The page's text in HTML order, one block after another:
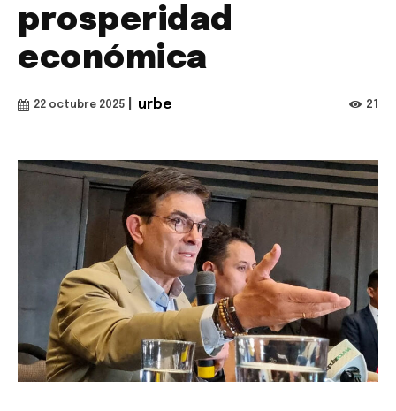
prosperidad
económica
22 octubre 2025 urbe 21